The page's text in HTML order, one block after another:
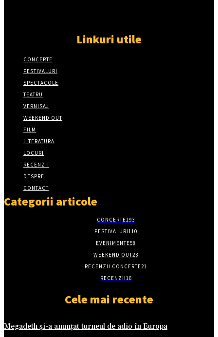
Linkuri utile
CONCERTE
FESTIVALURI
SPECTACOLE
TEATRU
VERNISAJ
WEEKEND OUT
FILM
LITERATURA
LOCURI
RECENZII
DESPRE
CONTACT
Categorii articole
CONCERTE193
FESTIVALURI110
EVENIMENTE58
WEEKEND OUT23
RECENZII CONCERTE21
RECENZII16
Cele mai recente
Megadeth și-a anunțat turneul de adio în Europa